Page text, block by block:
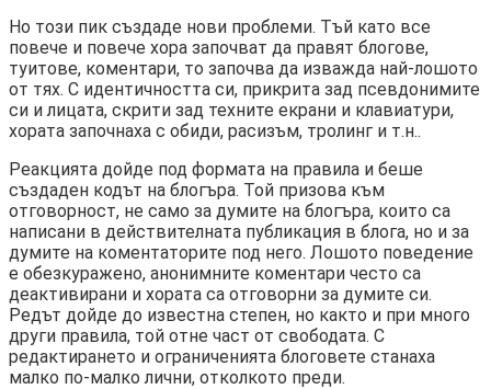
Но този пик създаде нови проблеми. Тъй като все
повече и повече хора започват да правят блогове,
туитове, коментари, то започва да изважда най-лошото
от тях. С идентичността си, прикрита зад псевдонимите
си и лицата, скрити зад техните екрани и клавиатури,
хората започнаха с обиди, расизъм, тролинг и т.н..
Реакцията дойде под формата на правила и беше
създаден кодът на блогъра. Той призова към
отговорност, не само за думите на блогъра, които са
написани в действителната публикация в блога, но и за
думите на коментаторите под него. Лошото поведение
е обезкуражено, анонимните коментари често са
деактивирани и хората са отговорни за думите си.
Редът дойде до известна степен, но както и при много
други правила, той отне част от свободата. С
редактирането и ограниченията блоговете станаха
малко по-малко лични, отколкото преди.